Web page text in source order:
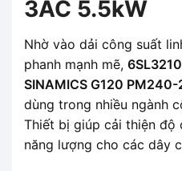
3AC 5.5kW
Nhờ vào dải công suất
phanh mạnh mẽ,
SINAMICS G120
dùng trong nhiều ngành
Thiết bị giúp cải thiện độ
năng lượng cho các dây